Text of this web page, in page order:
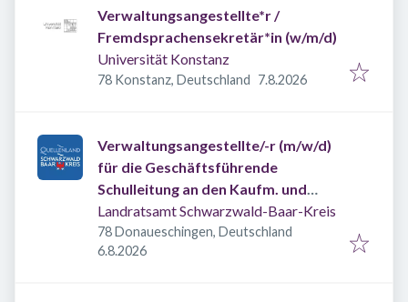
Verwaltungsangestellte*r /
Fremdsprachensekretär*in (w/m/d)
Universität Konstanz
78 Konstanz, Deutschland Veröffentlicht
7.8.2026
Verwaltungsangestellte/-r (m/w/d)
für die Geschäftsführende
Schulleitung an den Kaufm. und
Hausw. Schulen DS
Landratsamt Schwarzwald-Baar-Kreis
78 Donaueschingen, Deutschland
Veröffentlicht
6.8.2026